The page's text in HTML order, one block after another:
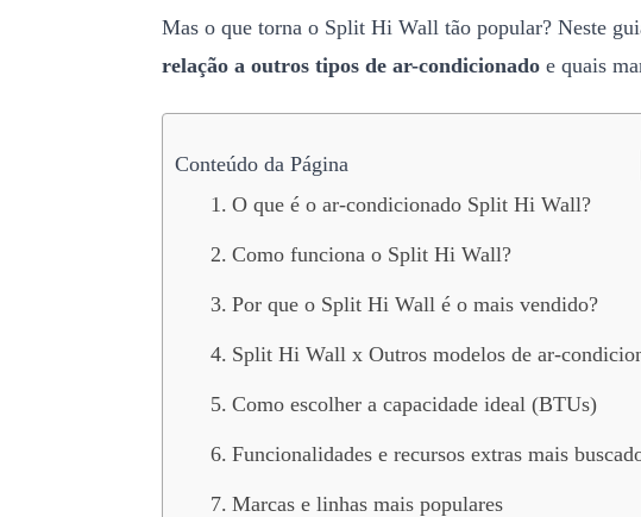
Mas o que torna o Split Hi Wall tão popular? Neste
relação a outros tipos de ar-condicionado e quais
Conteúdo da Página
O que é o ar-condicionado Split Hi Wall?
Como funciona o Split Hi Wall?
Por que o Split Hi Wall é o mais vendido?
Split Hi Wall x Outros modelos de ar-
Como escolher a capacidade ideal (BTUs)
Funcionalidades e recursos extras mais
Marcas e linhas mais populares